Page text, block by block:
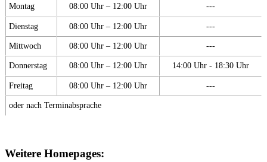
Montag 08:00 Uhr – 12:00 Uhr ---
Dienstag 08:00 Uhr – 12:00 Uhr ---
Mittwoch 08:00 Uhr – 12:00 Uhr ---
Donnerstag 08:00 Uhr – 12:00 Uhr 14:00 Uhr - 18:30 Uhr
Freitag 08:00 Uhr – 12:00 Uhr ---
oder nach Terminabsprache
Weitere Homepages: